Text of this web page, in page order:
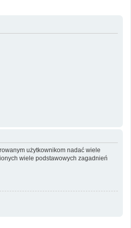
użytkownikom nadać wiele
wiele podstawowych zagadnień